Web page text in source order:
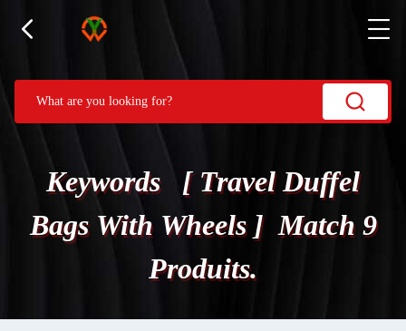
Keywords [ Travel Duffel
Bags With Wheels ] Match 9
Produits.